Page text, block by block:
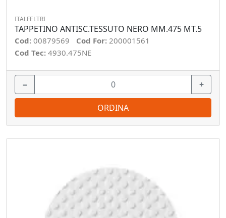
ITALFELTRI
TAPPETINO ANTISC.TESSUTO NERO MM.475 MT.5
Cod: 00879569 Cod For: 200001561
Cod Tec: 4930.475NE
− +
ORDINA